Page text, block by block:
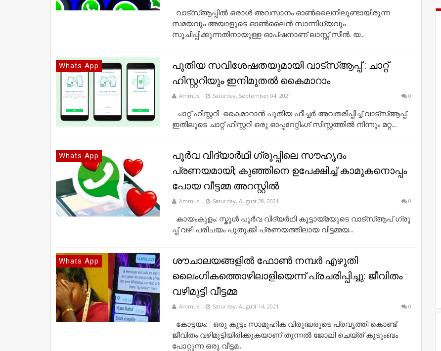
വാട്​സ്​ആപ്പിൽ ഒരാൾ ​അവസാനം ഓൺലൈനിലുണ്ടായിരുന്ന
സമയവും അയാളുടെ ഓണ്‍ലൈൻ സാന്നിധ്യവും
സൂചിപ്പിക്കുന്നതിനായുള്ള ഓപ്ഷനാണ്​ ലാസ്റ്റ്​ സീൻ. യ...
Whats App
പുതിയ സവിശേഷതയുമായി വാട്സ്ആപ്പ് : ചാറ്റ്
ഹിസ്റ്ററിയും ഇനിമുതൽ കൈമാറാം
Ammus Saturday, September 04, 2021 0
ചാറ്റ് ഹിസ്റ്ററി കൈമാറാൻ പുതിയ ഫീച്ചർ അവതരിപ്പിച്ച് വാട്സ്ആപ്പ്.
ഇതിലൂടെ ചാറ്റ് ഹിസ്റ്ററി ഒരു ഓപ്പറേറ്റിംഗ് സിസ്റ്റത്തിൽ നിന്നും മറ്റ...
Whats App
പൂർവ വിദ്യാർഥി ഗ്രൂപ്പിലെ സൗഹൃദം
പ്രണയമായി; കുഞ്ഞിനെ ഉപേക്ഷിച്ച് കാമുകനൊപ്പം
പോയ വീട്ടമ്മ അറസ്റ്റിൽ
Ammus Saturday, August 28, 2021 0
കാ​യം​കു​ളം: സ്കൂ​ൾ പൂ​ർ​വ വി​ദ്യ​ർ​ഥി കൂ​ട്ടാ​യ്മ​യു​ടെ വാ​ട്സ്ആ​പ് ഗ്രൂ​
പ്പ് വ​ഴി പ​രി​ച​യം പു​തു​ക്കി പ്ര​ണ​യ​ത്തി​ലാ​യ വീ​ട്ട​മ്മ​യ...
Whats App
ശൗചാലയങ്ങളില്‍ ഫോണ്‍ നമ്പര്‍ എഴുതി
ലൈംഗികത്തൊഴിലാളിയെന്ന് പ്രചരിപ്പിച്ചു: ജീവിതം
വഴിമുട്ടി വീട്ടമ്മ
Ammus Saturday, August 14, 2021 0
കോട്ടയം: ഒരു കൂട്ടം സാമൂഹിക വിരുദ്ധരുടെ പ്രവൃത്തി കൊണ്ട്
ജീവിതം വഴിമുട്ടിയിരിക്കുകയാണ് തുന്നല്‍ ജോലി ചെയ്ത് കുടുംബം
പോറ്റുന്ന ഒരു വീട്ടമ...